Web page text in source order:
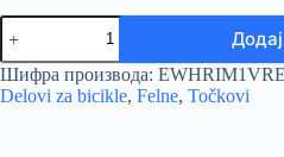
FELNA
ZA
TOČAK
SHIMANO
WH-
Шифра производа:
Delovi za bicikle, Felne, Točkovi